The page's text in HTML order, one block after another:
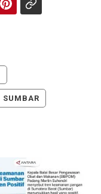
SUMBAR